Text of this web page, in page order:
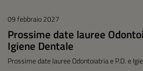
09 febbraio 2027
Prossime date lauree
Igiene Dentale
Prossime date lauree Odontoiatria e P.D. e